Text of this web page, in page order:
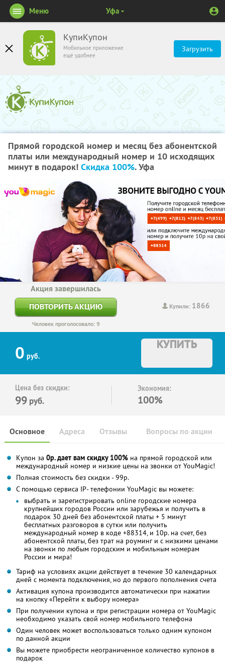
КупиКупон
Мобильное приложение
ещё удобнее
Загрузить
Меню Уфа
Прямой городской номер и месяц без абонентской
платы или международный номер и 10 исходящих
минут в подарок! Скидка 100%. Уфа
Купили: 1866
Акция завершилась
ПОВТОРИТЬ АКЦИЮ
Человек проголосовало: 9
0 руб.
КУПИТЬ
Цена без скидки:
99 руб.
Экономия:
100%
Основное Отзывы Вопросы по акции
Адреса
Купон за 0р. дает вам скидку 100% на прямой городской или
международный номер и низкие цены на звонки от YouMagic!
Полная стоимость без скидки - 99р.
С помощью сервиса IP- телефонии YouMagic вы можете:
выбрать и зарегистрировать online городские номера
крупнейших городов России или зарубежья и получить в
подарок 30 дней без абонентской платы + 5 минут
бесплатных разговоров в сутки или получить
международный номер в коде +88314, и 10р. на счет, без
абонентской платы, без трат на роуминг и с низкими ценами
на звонки по любым городским и мобильным номерам
России и мира!
Тариф на условиях акции действует в течение 30 календарных
дней с момента подключения, но до первого пополнения счета
Активация купона производится автоматически при нажатии
на кнопку «Перейти к выбору номера»
При получении купона и при регистрации номера от YouMagic
необходимо указать свой номер мобильного телефона
Один человек может воспользоваться только одним купоном
по данной акции
Вы можете приобрести неограниченное количество купонов в
подарок